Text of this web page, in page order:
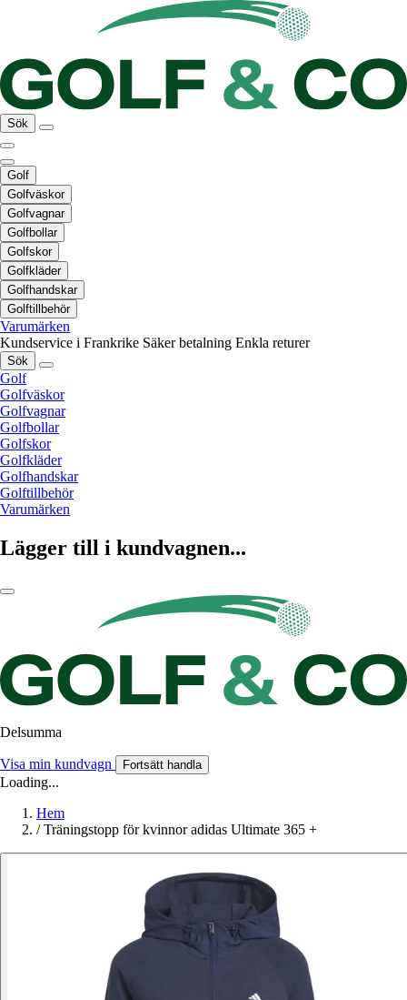
Sök
Golf
Golfväskor
Golfvagnar
Golfbollar
Golfskor
Golfkläder
Golfhandskar
Golftillbehör
Varumärken
Kundservice i Frankrike Säker betalning Enkla returer
Sök
Golf
Golfväskor
Golfvagnar
Golfbollar
Golfskor
Golfkläder
Golfhandskar
Golftillbehör
Varumärken
Lägger till i kundvagnen...
Delsumma
Visa min kundvagn Fortsätt handla
Loading...
Hem
/ Träningstopp för kvinnor adidas Ultimate 365 +